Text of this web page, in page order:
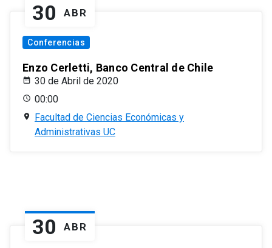
30 ABR
Conferencias
Enzo Cerletti, Banco Central de Chile
30 de Abril de 2020
00:00
Facultad de Ciencias Económicas y
Administrativas UC
30 ABR